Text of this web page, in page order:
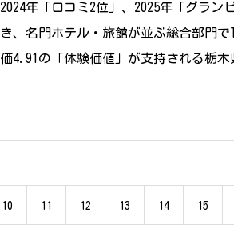
2024年「口コミ2位」、2025年「グラン
き、名門ホテル・旅館が並ぶ総合部門で
価4.91の「体験価値」が支持される栃木
10 11 12 13 14 15